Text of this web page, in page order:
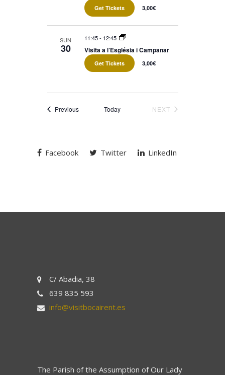
Get Tickets 3,00€
SUN
30
11:45- 12:45
Visita a l’Església i Campanar
Get Tickets 3,00€
PreviousEvents Today NEXT
EVENTS
Facebook Twitter LinkedIn
C/ Abadia, 38
639 835 593
info@visitbocairent.es
The Parish of the Assumption of Our Lady